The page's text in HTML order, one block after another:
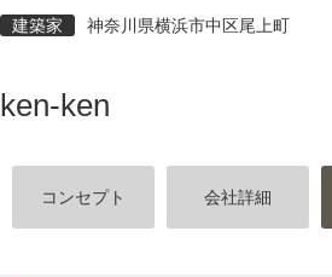
建築家 神奈川県横浜市中区尾上町
ken-ken
コンセプト 会社詳細